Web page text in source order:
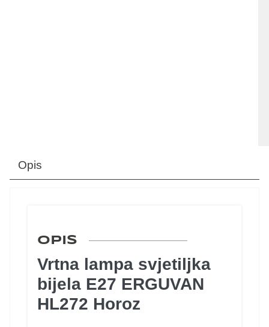
Opis
OPIS
Vrtna lampa svjetiljka
bijela E27 ERGUVAN
HL272 Horoz